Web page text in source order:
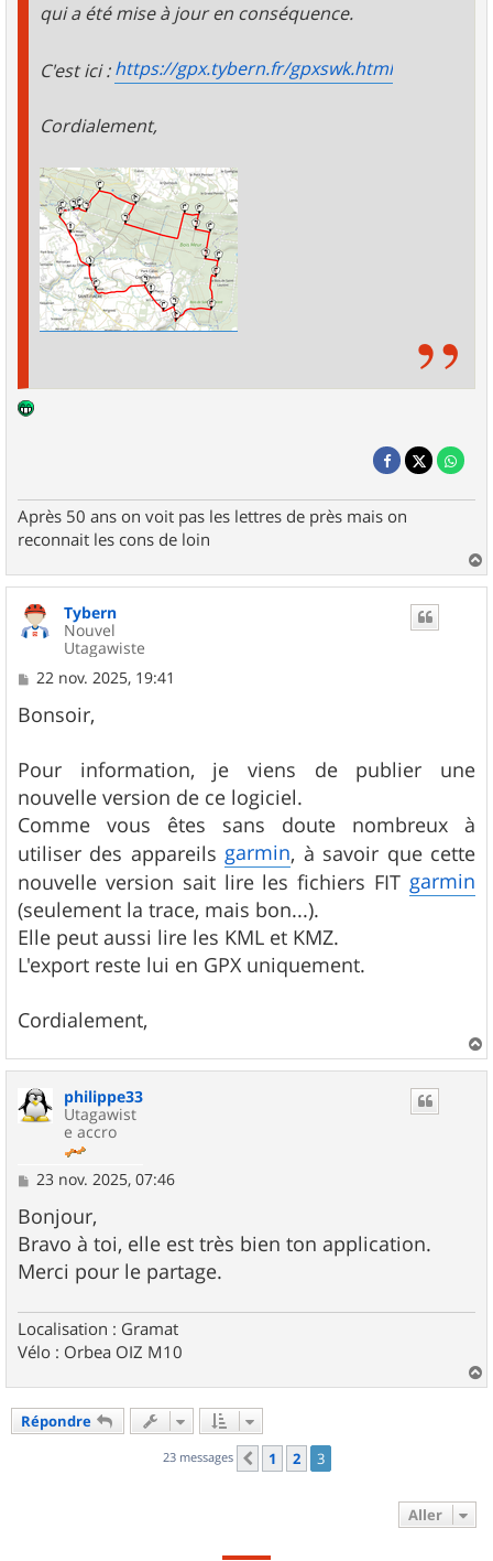
qui a été mise à jour en conséquence.
C'est ici :https://gpx.tybern.fr/gpxswk.html
Cordialement,
Après 50 ans on voit pas les lettres de près mais on
reconnait les cons de loin
a
u
Tybern
Nouvel
Utagawiste
M
s
s
g
e
22 nov. 2025, 19:41
Bonsoir,
Pour information, je viens de publier une
nouvelle version de ce logiciel.
Comme vous êtes sans doute nombreux à
utiliser des appareilsgarmin, à savoir que cette
nouvelle version sait lire les fichiers FIT garmin
(seulement la trace, mais bon...).
Elle peut aussi lire les KML et KMZ.
L'export reste lui en GPX uniquement.
Cordialement,
a
philippe33
Utagawist
e accro
M
s
s
a
g
e
23 nov. 2025, 07:46
Bonjour,
Bravo à toi, elle est très bien ton application.
Merci pour le partage.
Localisation : Gramat
Vélo : Orbea OIZ M10
a
Répondre
23 messages Précédent
1 2 3
Aller